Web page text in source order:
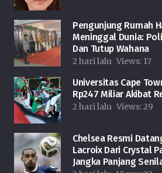
Pengunjung Rumah
Meninggal Dunia:
Dan Tutup Wahana
2 hari lalu Views: 17
Universitas Cape
Rp247 Miliar Akibat
2 hari lalu Views:29
Chelsea Resmi
Lacroix Dari Crystal
Jangka Panjang